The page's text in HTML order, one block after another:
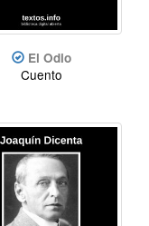
El Odio
Cuento